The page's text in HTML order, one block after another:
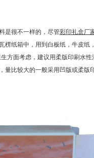
是很不一样的，尽管彩印礼盒厂
楞纸箱中，用到白板纸，牛皮纸
方面考虑，建议用柔版印刷水
量比较大的一般采用凹版或柔版